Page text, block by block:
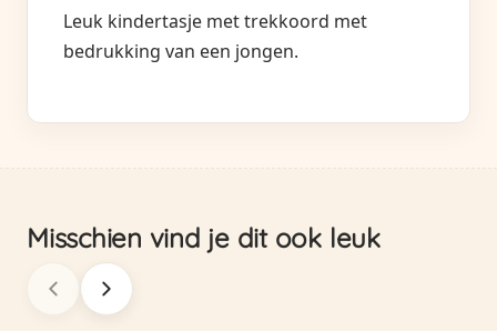
Leuk kindertasje met trekkoord met
bedrukking van een jongen.
Misschien vind je dit ook leuk